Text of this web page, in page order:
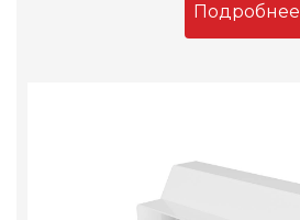
Подробнее